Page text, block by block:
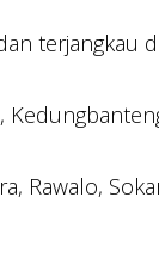
terjangkau